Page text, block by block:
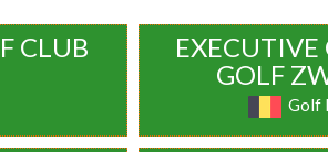
CLUB
EXECUTIVE
GOLF
Golf